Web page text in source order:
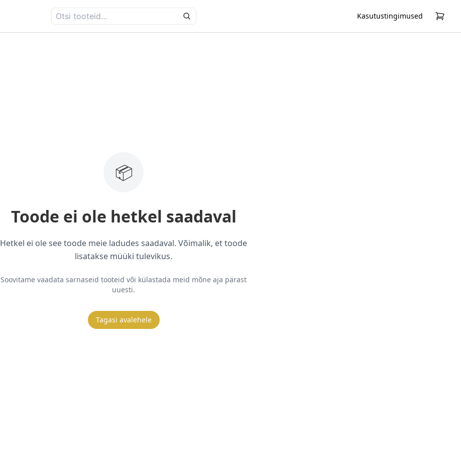
Kasutustingimused
📦
Toode ei ole hetkel saadaval
Hetkel ei ole see toode meie ladudes saadaval. Võimalik, et toode
lisatakse müüki tulevikus.
Soovitame vaadata sarnaseid tooteid või külastada meid mõne aja pärast
uuesti.
Tagasi avalehele